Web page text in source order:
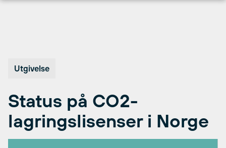
Utgivelse
Status på CO2-
lagringslisenser i Norge